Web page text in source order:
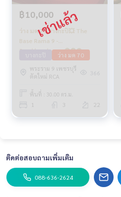
฿10,000
ว่าง มค 70 บางกะปิ💥 The
Base Rama 9 -
Ramkhamhaeng🔴🟢🟡
ว่าง มค 70
พระราม 9 เพชรบุรี
ตัดใหม่ RCA
366
พื้นที่ : 30.00 ตร.ม.
1 3 22
ติดต่อสอบถามเพิ่มเติม
088-636-2624